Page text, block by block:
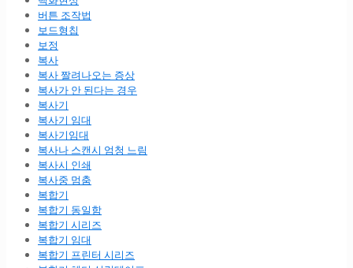
버튼 조작법
보드형칩
보정
복사
복사 짤려나오는 증상
복사가 안 된다는 경우
복사기
복사기 임대
복사기임대
복사나 스캔시 엄청 느림
복사시 인쇄
복사중 멈춤
복합기
복합기 동일함
복합기 시리즈
복합기 임대
복합기 프린터 시리즈